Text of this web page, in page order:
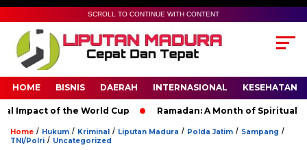
SCROLL TO CONTINUE WITH CONTENT
HOME BISNIS DAERAH INTERNASIONAL KESEHATAN
of the World Cup Ramadan: A Month of Spiritual
Home / Hukum / Kriminal / Liputan Madura / Polda Jatim / Sampang /
TNI/Polri / Uncategorized